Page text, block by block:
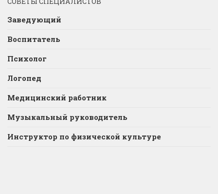
Заведующий
Воспитатель
Психолог
Логопед
Медицинский работник
Музыкальный руководитель
Инструктор по физической культуре